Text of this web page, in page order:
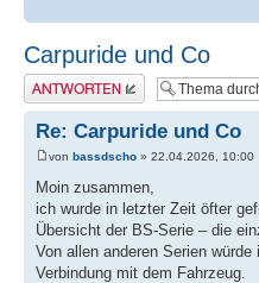
Carpuride und Co
Antwort erstellen
Re: Carpuride und Co
von bassdscho » 22.04.2026, 10:00
Moin zusammen,
ich wurde in letzter Zeit öfter
Übersicht der BS-Serie – die
Von allen anderen Serien
Verbindung mit dem Fahrzeug.